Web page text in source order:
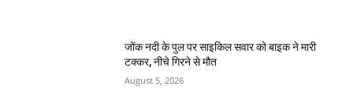
जोंक नदी के पुल पर साइकिल सवार को बाइक ने मारी
टक्कर, नीचे गिरने से मौत
August 5, 2026